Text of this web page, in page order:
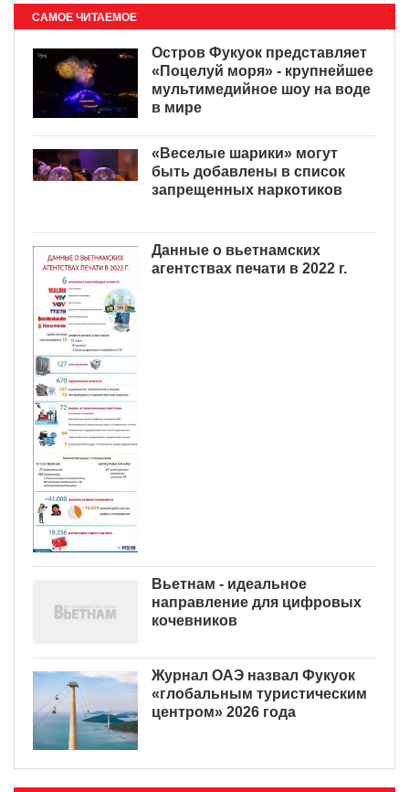
САМОЕ ЧИТАЕМОЕ
Остров Фукуок представляет
«Поцелуй моря» - крупнейшее
мультимедийное шоу на воде
в мире
«Веселые шарики» могут
быть добавлены в список
запрещенных наркотиков
Данные о вьетнамских
агентствах печати в 2022 г.
Вьетнам - идеальное
направление для цифровых
кочевников
Журнал ОАЭ назвал Фукуок
«глобальным туристическим
центром» 2026 года